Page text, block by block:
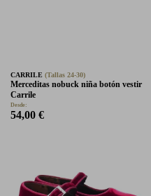
CARRILE (Tallas 24-30)
Merceditas nobuck niña botón vestir
Carrile
Desde:
54,00 €